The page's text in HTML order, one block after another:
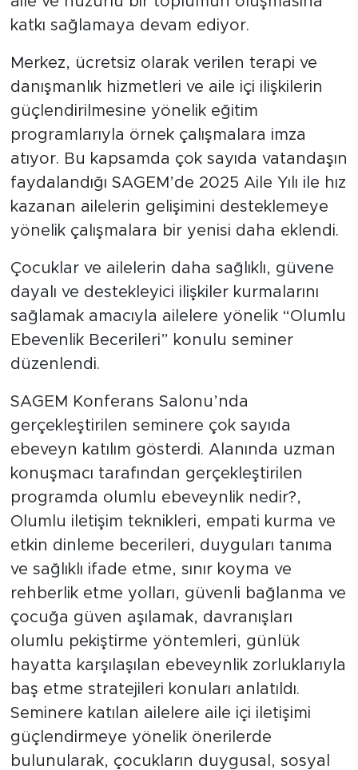
katkı sağlamaya devam ediyor.
Merkez, ücretsiz olarak verilen terapi ve
danışmanlık hizmetleri ve aile içi ilişkilerin
güçlendirilmesine yönelik eğitim
programlarıyla örnek çalışmalara imza
atıyor. Bu kapsamda çok sayıda vatandaşın
faydalandığı SAGEM’de 2025 Aile Yılı ile hız
kazanan ailelerin gelişimini desteklemeye
yönelik çalışmalara bir yenisi daha eklendi.
Çocuklar ve ailelerin daha sağlıklı, güvene
dayalı ve destekleyici ilişkiler kurmalarını
sağlamak amacıyla ailelere yönelik “Olumlu
Ebevenlik Becerileri” konulu seminer
düzenlendi.
SAGEM Konferans Salonu’nda
gerçekleştirilen seminere çok sayıda
ebeveyn katılım gösterdi. Alanında uzman
konuşmacı tarafından gerçekleştirilen
programda olumlu ebeveynlik nedir?,
Olumlu iletişim teknikleri, empati kurma ve
etkin dinleme becerileri, duyguları tanıma
ve sağlıklı ifade etme, sınır koyma ve
rehberlik etme yolları, güvenli bağlanma ve
çocuğa güven aşılamak, davranışları
olumlu pekiştirme yöntemleri, günlük
hayatta karşılaşılan ebeveynlik zorluklarıyla
baş etme stratejileri konuları anlatıldı.
Seminere katılan ailelere aile içi iletişimi
güçlendirmeye yönelik önerilerde
bulunularak, çocukların duygusal, sosyal